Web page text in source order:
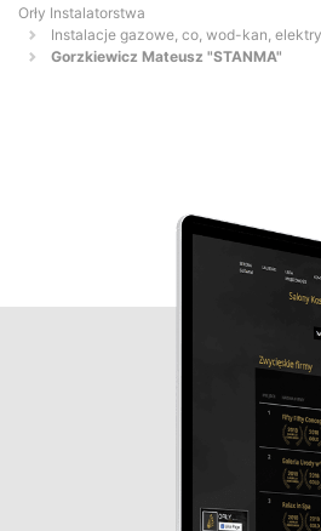
Orły Instalatorstwa
Instalacje gazowe, co, wod-kan,
Gorzkiewicz Mateusz "STANMA"